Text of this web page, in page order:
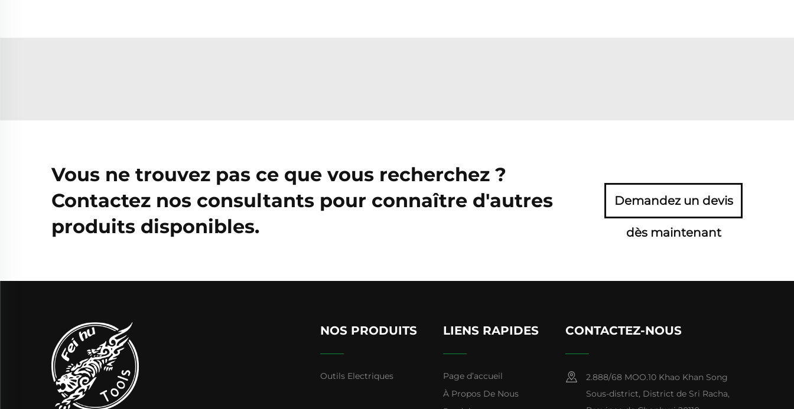
Vous ne trouvez pas ce que vous recherchez ?
Contactez nos consultants pour connaître d'autres
produits disponibles.
Demandez un devis
dès maintenant
NOS PRODUITS
Outils Electriques
LIENS RAPIDES
Page d’accueil
À Propos De Nous
CONTACTEZ-NOUS
2.888/68 MOO.10 Khao Khan Song
Sous-district, District de Sri Racha,